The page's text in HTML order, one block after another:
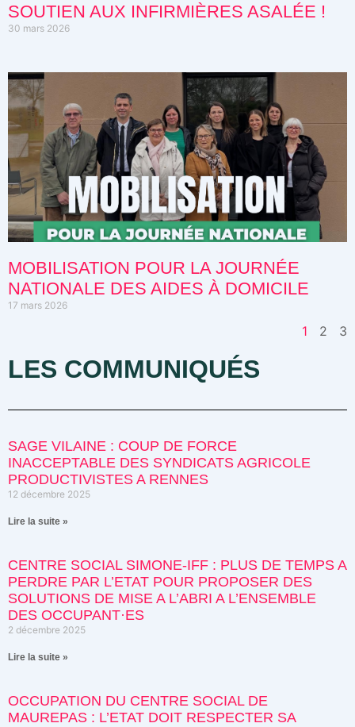
SOUTIEN AUX INFIRMIÈRES ASALÉE !
30 mars 2026
MOBILISATION POUR LA JOURNÉE
NATIONALE DES AIDES À DOMICILE
17 mars 2026
1 2 3
LES COMMUNIQUÉS
SAGE VILAINE : COUP DE FORCE
INACCEPTABLE DES SYNDICATS AGRICOLE
PRODUCTIVISTES A RENNES
12 décembre 2025
Lire la suite »
CENTRE SOCIAL SIMONE-IFF : PLUS DE TEMPS A
PERDRE PAR L’ETAT POUR PROPOSER DES
SOLUTIONS DE MISE A L’ABRI A L’ENSEMBLE
DES OCCUPANT·ES
2 décembre 2025
Lire la suite »
OCCUPATION DU CENTRE SOCIAL DE
MAUREPAS : L’ETAT DOIT RESPECTER SA